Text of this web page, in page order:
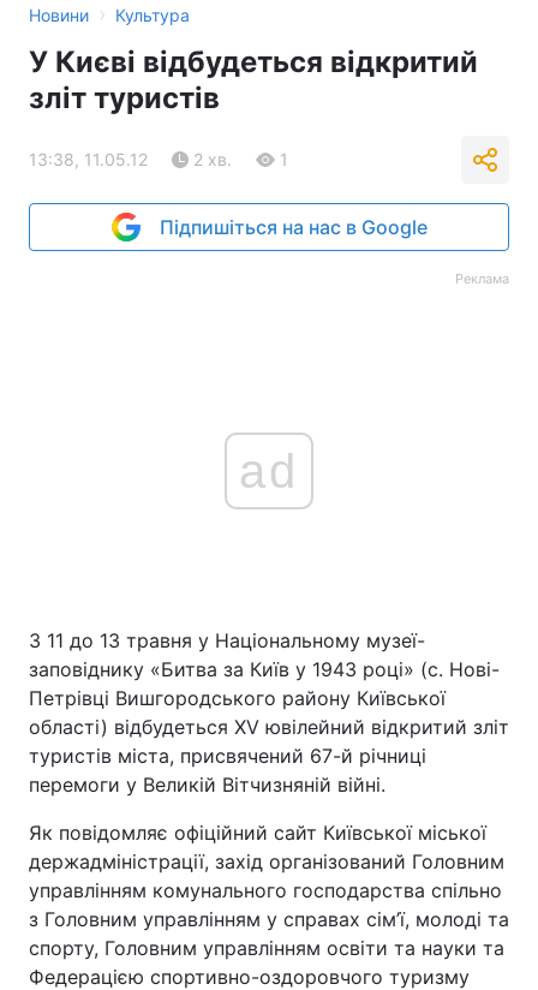
Новини › Культура
У Києві відбудеться відкритий
зліт туристів
13:38, 11.05.12 2 хв. 1
Підпишіться на нас в Google
Реклама
ad
З 11 до 13 травня у Національному музеї-
заповіднику «Битва за Київ у 1943 році» (с. Нові-
Петрівці Вишгородського району Київської
області) відбудеться ХV ювілейний відкритий зліт
туристів міста, присвячений 67-й річниці
перемоги у Великій Вітчизняній війні.
Як повідомляє офіційний сайт Київської міської
держадміністрації, захід організований Головним
управлінням комунального господарства спільно
з Головним управлінням у справах сім’ї, молоді та
спорту, Головним управлінням освіти та науки та
Федерацією спортивно-оздоровчого туризму